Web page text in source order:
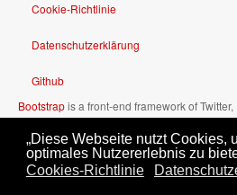
„Diese Webseite nutzt Cookies,
optimales Nutzererlebnis zu
Cookies-Richtlinie
Cookie-Richtlinie
Datenschutzerklärung
Github
Bootstrapis a front-end framework of
License.
Font Awesomefont licensed underSIL OFL